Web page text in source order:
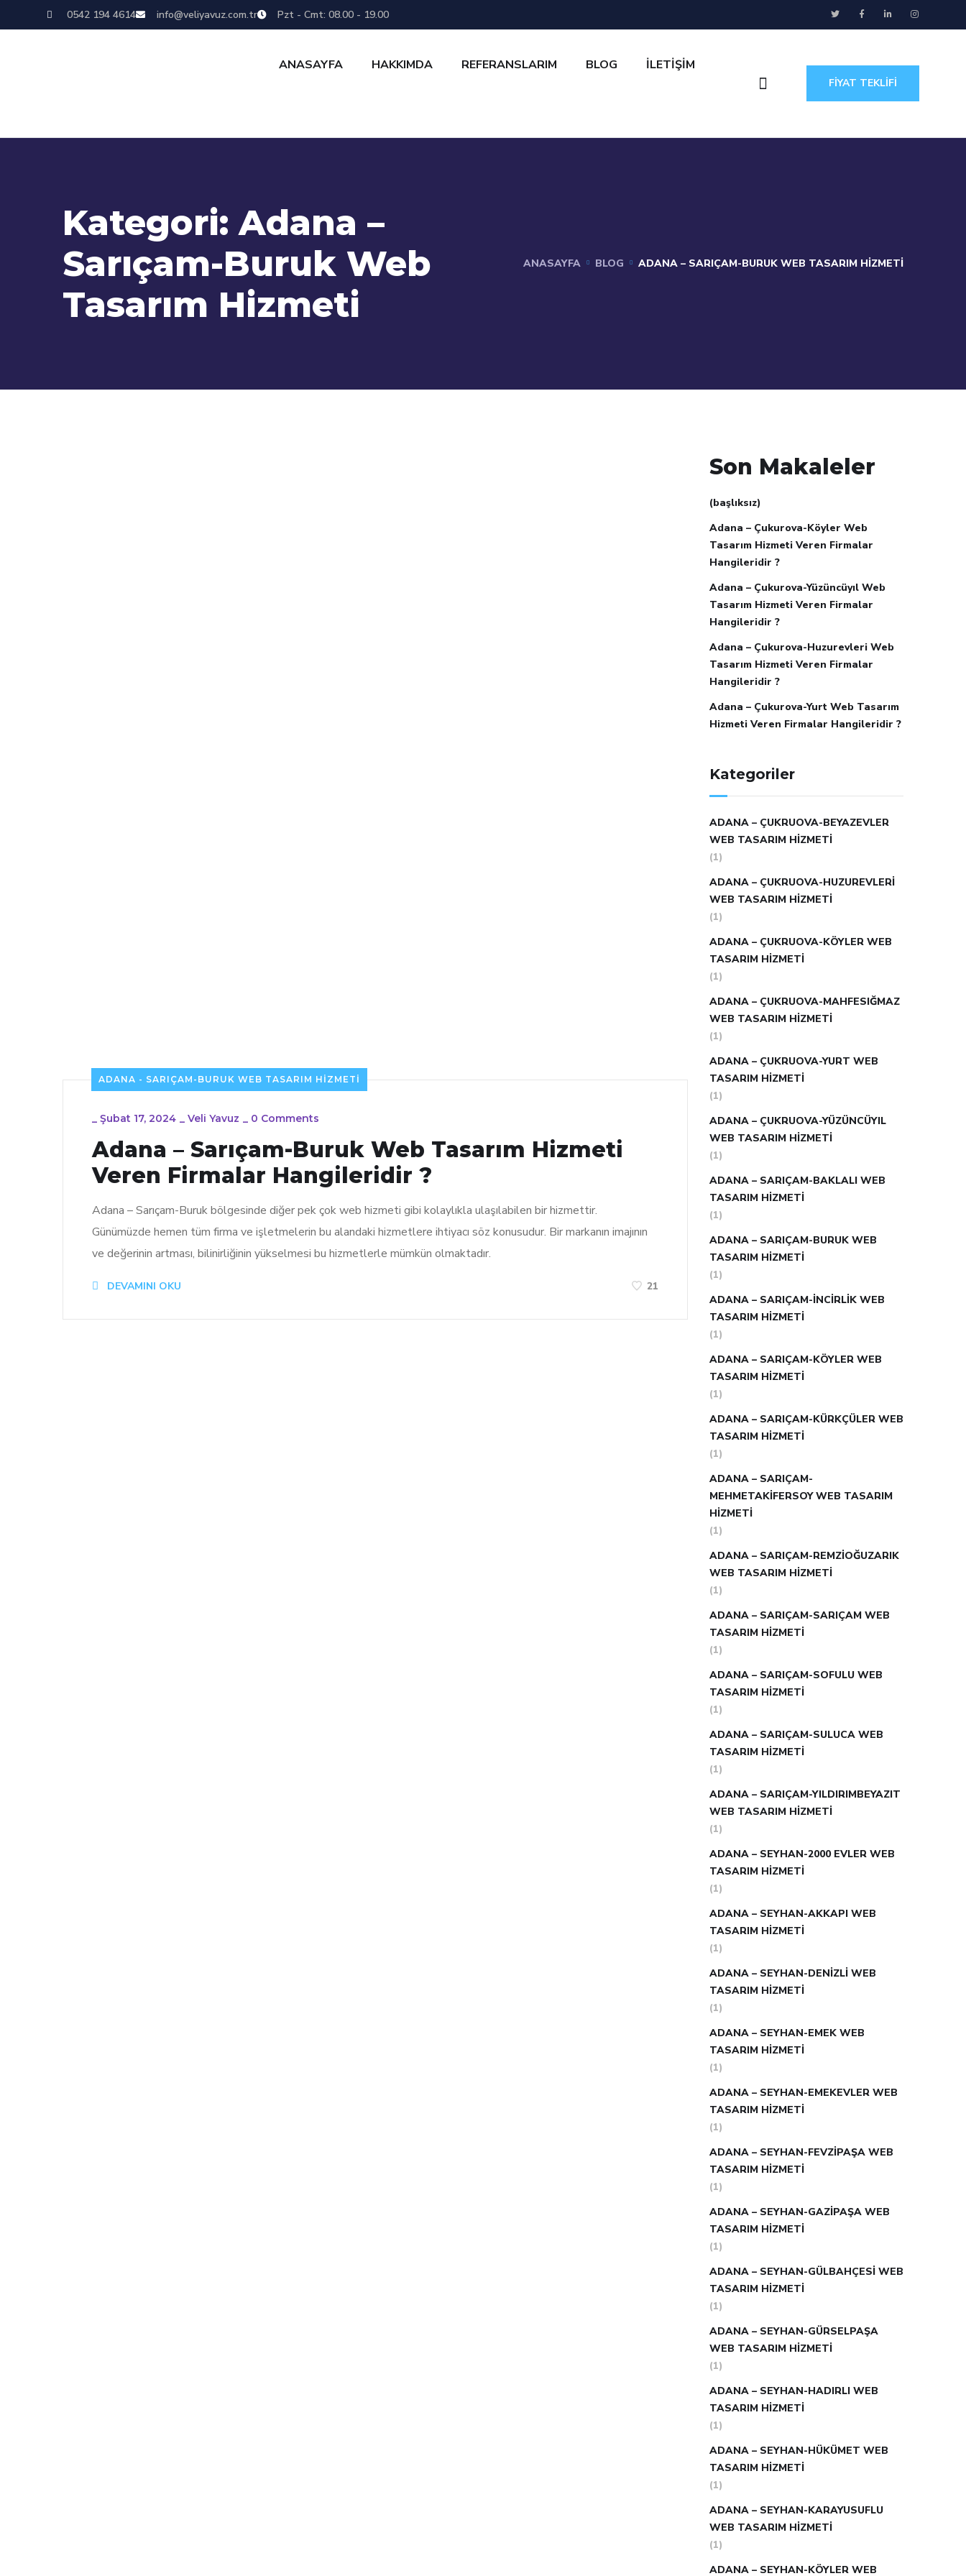
0542 194 4614 info@veliyavuz.com.tr Pzt - Cmt: 08.00 - 19.00
ANASAYFA HAKKIMDA REFERANSLARIM BLOG İLETİŞİM
FİYAT TEKLİFİ
Kategori: Adana –
Sarıçam-Buruk Web
Tasarım Hizmeti
ANASAYFA BLOG ADANA – SARIÇAM-BURUK WEB TASARIM HIZMETI
ADANA - SARIÇAM-BURUK WEB TASARIM HIZMETI
_ Şubat 17, 2024 _ Veli Yavuz _ 0 Comments
Adana – Sarıçam-Buruk Web Tasarım Hizmeti
Veren Firmalar Hangileridir ?
Adana – Sarıçam-Buruk bölgesinde diğer pek çok web hizmeti gibi kolaylıkla ulaşılabilen bir hizmettir.
Günümüzde hemen tüm firma ve işletmelerin bu alandaki hizmetlere ihtiyacı söz konusudur. Bir markanın imajının
ve değerinin artması, bilinirliğinin yükselmesi bu hizmetlerle mümkün olmaktadır.
DEVAMINI OKU 21
Son Makaleler
(başlıksız)
Adana – Çukurova-Köyler Web
Tasarım Hizmeti Veren Firmalar
Hangileridir ?
Adana – Çukurova-Yüzüncüyıl Web
Tasarım Hizmeti Veren Firmalar
Hangileridir ?
Adana – Çukurova-Huzurevleri Web
Tasarım Hizmeti Veren Firmalar
Hangileridir ?
Adana – Çukurova-Yurt Web Tasarım
Hizmeti Veren Firmalar Hangileridir ?
Kategoriler
ADANA – ÇUKRUOVA-BEYAZEVLER
WEB TASARIM HIZMETI
(1)
ADANA – ÇUKRUOVA-HUZUREVLERI
WEB TASARIM HIZMETI
(1)
ADANA – ÇUKRUOVA-KÖYLER WEB
TASARIM HIZMETI
(1)
ADANA – ÇUKRUOVA-MAHFESIĞMAZ
WEB TASARIM HIZMETI
(1)
ADANA – ÇUKRUOVA-YURT WEB
TASARIM HIZMETI
(1)
ADANA – ÇUKRUOVA-YÜZÜNCÜYIL
WEB TASARIM HIZMETI
(1)
ADANA – SARIÇAM-BAKLALI WEB
TASARIM HIZMETI
(1)
ADANA – SARIÇAM-BURUK WEB
TASARIM HIZMETI
(1)
ADANA – SARIÇAM-İNCIRLIK WEB
TASARIM HIZMETI
(1)
ADANA – SARIÇAM-KÖYLER WEB
TASARIM HIZMETI
(1)
ADANA – SARIÇAM-KÜRKÇÜLER WEB
TASARIM HIZMETI
(1)
ADANA – SARIÇAM-
MEHMETAKIFERSOY WEB TASARIM
HIZMETI
(1)
ADANA – SARIÇAM-REMZIOĞUZARIK
WEB TASARIM HIZMETI
(1)
ADANA – SARIÇAM-SARIÇAM WEB
TASARIM HIZMETI
(1)
ADANA – SARIÇAM-SOFULU WEB
TASARIM HIZMETI
(1)
ADANA – SARIÇAM-SULUCA WEB
TASARIM HIZMETI
(1)
ADANA – SARIÇAM-YILDIRIMBEYAZIT
WEB TASARIM HIZMETI
(1)
ADANA – SEYHAN-2000 EVLER WEB
TASARIM HIZMETI
(1)
ADANA – SEYHAN-AKKAPI WEB
TASARIM HIZMETI
(1)
ADANA – SEYHAN-DENIZLI WEB
TASARIM HIZMETI
(1)
ADANA – SEYHAN-EMEK WEB
TASARIM HIZMETI
(1)
ADANA – SEYHAN-EMEKEVLER WEB
TASARIM HIZMETI
(1)
ADANA – SEYHAN-FEVZIPAŞA WEB
TASARIM HIZMETI
(1)
ADANA – SEYHAN-GAZIPAŞA WEB
TASARIM HIZMETI
(1)
ADANA – SEYHAN-GÜLBAHÇESI WEB
TASARIM HIZMETI
(1)
ADANA – SEYHAN-GÜRSELPAŞA
WEB TASARIM HIZMETI
(1)
ADANA – SEYHAN-HADIRLI WEB
TASARIM HIZMETI
(1)
ADANA – SEYHAN-HÜKÜMET WEB
TASARIM HIZMETI
(1)
ADANA – SEYHAN-KARAYUSUFLU
WEB TASARIM HIZMETI
(1)
ADANA – SEYHAN-KÖYLER WEB